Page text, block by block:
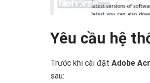
Yêu cầu hệ
Trước khi cài đặt Adobe
sau: